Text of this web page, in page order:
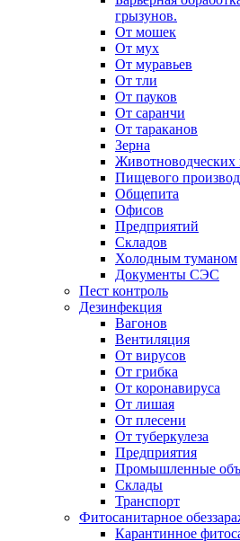
грызунов.
От мошек
От мух
От муравьев
От тли
От пауков
От саранчи
От тараканов
Зерна
Пищевого
Общепита
Офисов
Предприятий
Складов
Холодным туманом
Документы СЭС
Пест контроль
Дезинфекция
Вагонов
Вентиляция
От вирусов
От грибка
От коронавируса
От лишая
От плесени
От туберкулеза
Предприятия
Промышленные
Склады
Транспорт
Фитосанитарное
Карантинное